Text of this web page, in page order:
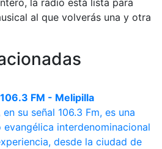
la radio está lista para
al que volverás una y otra
FM - Melipilla
su señal 106.3 Fm, es una
interdenominacional
desde la ciudad de